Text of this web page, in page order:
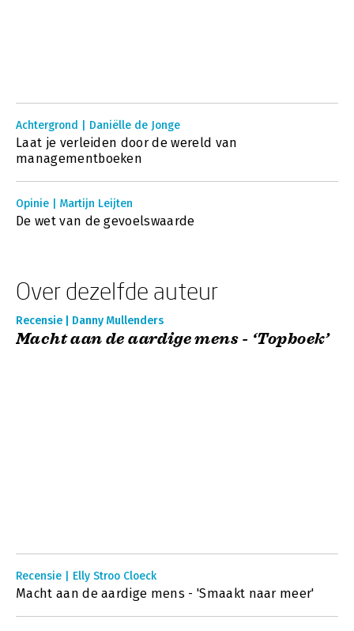
Achtergrond | Daniëlle de Jonge
Laat je verleiden door de wereld van
managementboeken
Opinie | Martijn Leijten
De wet van de gevoelswaarde
Over dezelfde auteur
Recensie | Danny Mullenders
Macht aan de aardige mens - ‘Topboek’
Recensie | Elly Stroo Cloeck
Macht aan de aardige mens - 'Smaakt naar meer'